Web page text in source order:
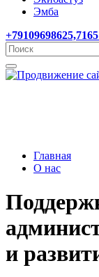
Эмба
Главная
О нас
и